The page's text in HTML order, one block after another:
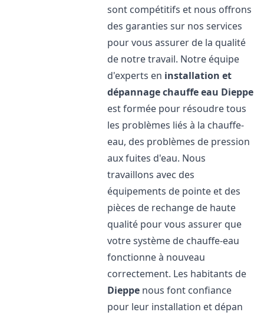
sont compétitifs et nous offrons
des garanties sur nos services
pour vous assurer de la qualité
de notre travail. Notre équipe
d'experts en installation et
dépannage chauffe eau Dieppe
est formée pour résoudre tous
les problèmes liés à la chauffe-
eau, des problèmes de pression
aux fuites d'eau. Nous
travaillons avec des
équipements de pointe et des
pièces de rechange de haute
qualité pour vous assurer que
votre système de chauffe-eau
fonctionne à nouveau
correctement. Les habitants de
Dieppe nous font confiance
pour leur installation et dépan